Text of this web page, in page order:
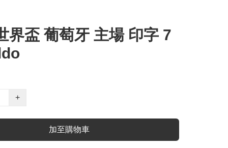
界盃 葡萄牙 主場 印字 7
+
加至購物車